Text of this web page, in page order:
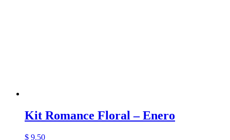
Kit Romance Floral – Enero
$ 9.50